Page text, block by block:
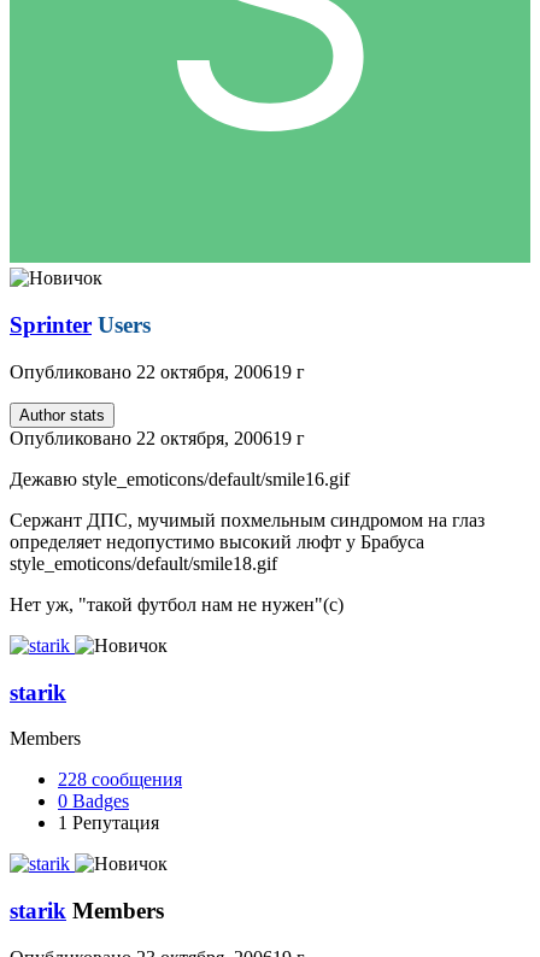
Sprinter Users
Опубликовано 22 октября, 200619 г
Author stats
Опубликовано 22 октября, 200619 г
Дежавю style_emoticons/default/smile16.gif
Сержант ДПС, мучимый похмельным синдромом на глаз
определяет недопустимо высокий люфт у Брабуса
style_emoticons/default/smile18.gif
Нет уж, "такой футбол нам не нужен"(с)
starik
Members
228 сообщения
0 Badges
1 Репутация
starik Members